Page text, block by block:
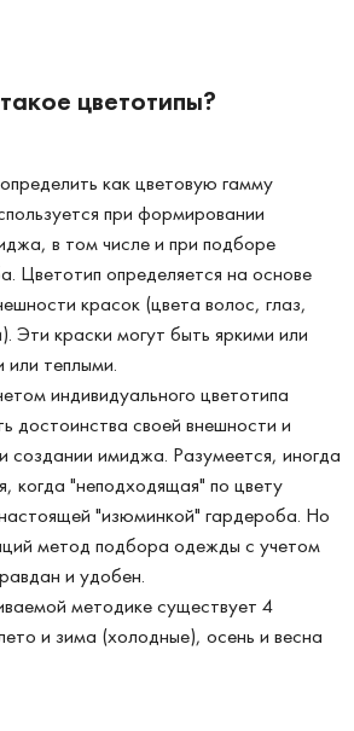
цветотипы?
как цветовую гамму
при формировании
в том числе и при подборе
Цветотип определяется на основе
красок (цвета волос, глаз,
Эти краски могут быть яркими или
теплыми.
индивидуального цветотипа
достоинства своей внешности и
создании имиджа. Разумеется, иногда
когда "неподходящая" по цвету
"изюминкой" гардероба. Но
метод подбора одежды с учетом
и удобен.
методике существует 4
и зима (холодные), осень и весна